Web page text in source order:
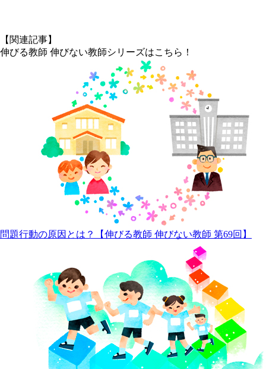
【関連記事】
伸びる教師 伸びない教師シリーズはこちら！
問題行動の原因とは？【伸びる教師 伸びない教師 第69回】